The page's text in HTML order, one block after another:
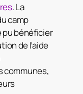
. La
camp
pu bénéficier
de l’aide
communes,